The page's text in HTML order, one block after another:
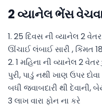
2 વ્યાનેલ ભેંસ
1. 25 દિવસ ની વ્યાનેલ 2
ઊંચાઈ લંબાઈ સારી , કિંમત
2. 1 મહિના ની વ્યાનેલ 2
પુરી, પાડું નથી ખાણ ઉપર
બધી જવાબદારી થી
3 લાખ વારા ફોન ના કરે